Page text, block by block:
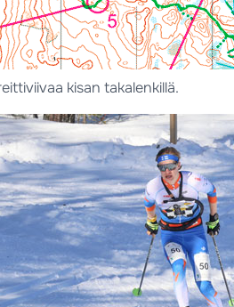
kisan takalenkillä.